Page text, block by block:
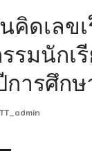
คิดเลข
รมนักเ
การศึกษ